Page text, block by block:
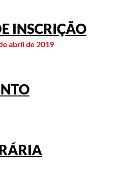
INSCRIÇÃO
abril de 2019